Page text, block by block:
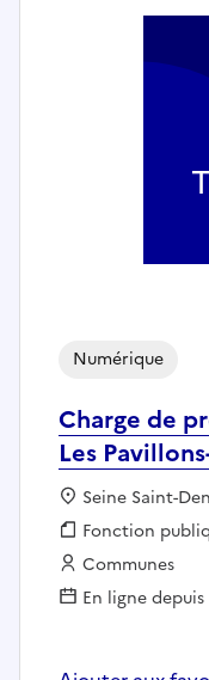
Charge de
Les
Numérique
Localisation :
Seine Saint-
Fonction
Fonction
Employeur :
Communes
En ligne